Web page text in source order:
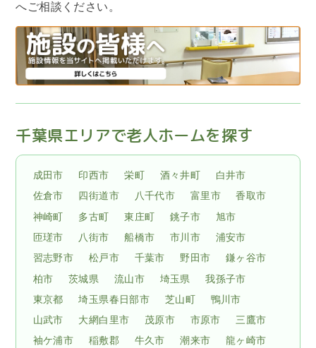
へご相談ください。
千葉県エリアで老人ホームを探す
成田市 印西市 栄町 酒々井町
白井市
佐倉市
四街道市 八千代市 富里市
香取市
神崎町
多古町 東庄町 銚子市
旭市
匝瑳市
八街市 船橋市 市川市
浦安市
習志野市
松戸市 千葉市 野田市
鎌ヶ谷市
柏市
茨城県 流山市 埼玉県
我孫子市
東京都
埼玉県春日部市 芝山町
鴨川市
山武市
大網白里市 茂原市 市原市
三鷹市
袖ケ浦市
稲敷郡 牛久市 潮来市
龍ヶ崎市